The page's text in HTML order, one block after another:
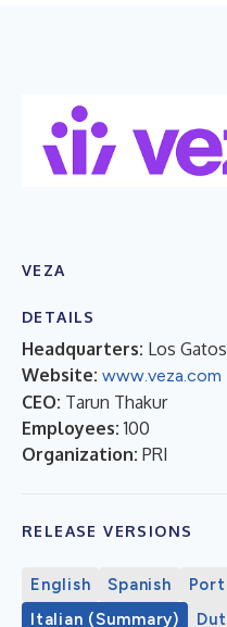
VEZA
DETAILS
Headquarters: Los
Website: www.veza.com
CEO: Tarun Thakur
Employees: 100
Organization: PRI
RELEASE VERSIONS
English Spanish
Italian (Summary)